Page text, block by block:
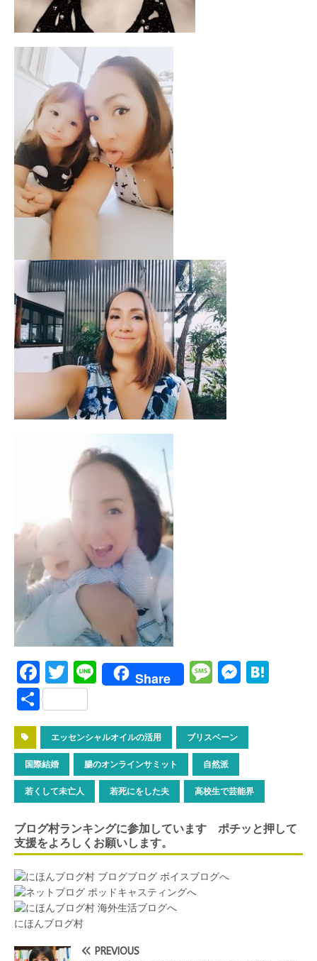
F
a
ce
b
o
o
k
T
w
it
te
Li
n
Share
M
a
g
e
M
er
S
h
ar
e
エッセンシャルオイルの活用 ブリスベーン
国際結婚 腸のオンラインサミット 自然派
若くして未亡人 若死にをした夫 高校生で芸能界
ブログ村ランキングに参加しています ポチッと押して
支援をよろしくお願いします。
にほんブログ村
PREVIOUS